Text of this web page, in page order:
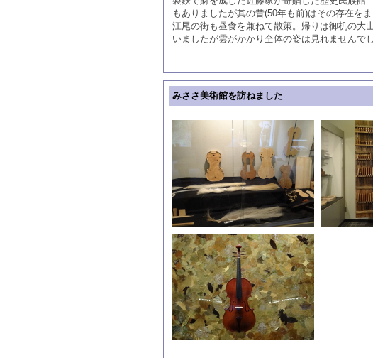
もありましたが其の昔(50年も前)はその存在を
江尾の街も昼食を兼ねて散策。帰りは御机の大
いましたが雲がかかり全体の姿は見れませんで
みささ美術館を訪ねました